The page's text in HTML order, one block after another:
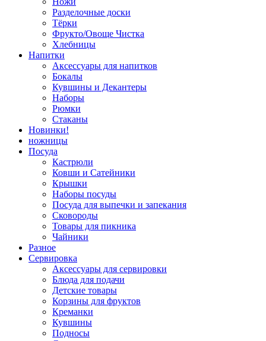
Разделочные доски
Тёрки
Фрукто/Овоще Чистка
Хлебницы
Напитки
Аксессуары для напитков
Бокалы
Кувшины и Декантеры
Наборы
Рюмки
Стаканы
Новинки!
ножницы
Посуда
Кастрюли
Ковши и Сатейники
Крышки
Наборы посуды
Посуда для выпечки и запекания
Сковороды
Товары для пикника
Чайники
Разное
Сервировка
Аксессуары для сервировки
Блюда для подачи
Детские товары
Корзины для фруктов
Креманки
Кувшины
Подносы